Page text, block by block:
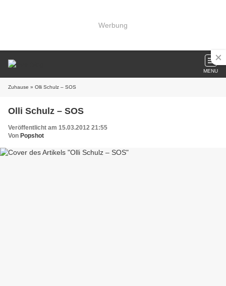
Werbung
MENU
Zuhause » Olli Schulz – SOS
Olli Schulz – SOS
Veröffentlicht am 15.03.2012 21:55
Von Popshot